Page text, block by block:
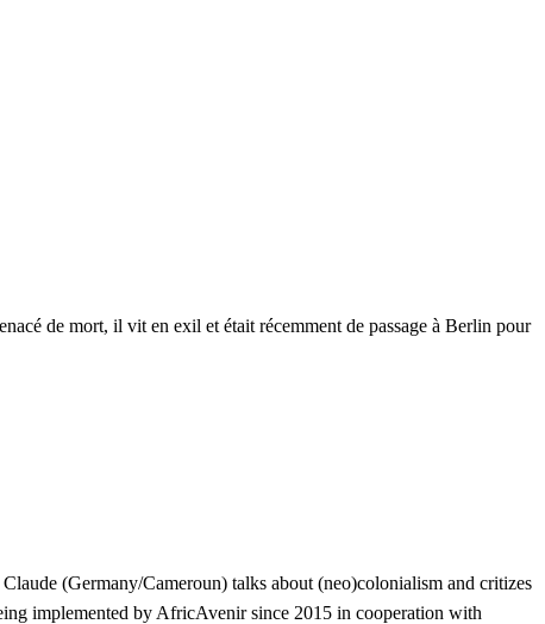
de mort, il vit en exil et était récemment de passage à Berlin pour
(Germany/Cameroun) talks about (neo)colonialism and critizes
implemented by AfricAvenir since 2015 in cooperation with